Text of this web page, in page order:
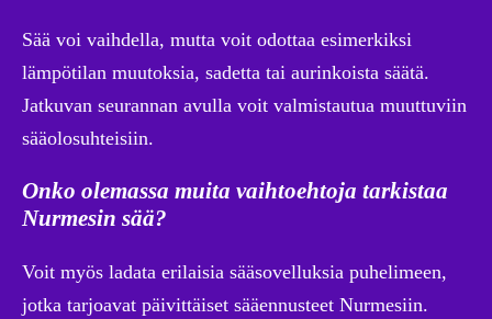
Sää voi vaihdella, mutta voit odottaa esimerkiksi
lämpötilan muutoksia, sadetta tai aurinkoista säätä.
Jatkuvan seurannan avulla voit valmistautua muuttuviin
sääolosuhteisiin.
Onko olemassa muita vaihtoehtoja tarkistaa
Nurmesin sää?
Voit myös ladata erilaisia sääsovelluksia puhelimeen,
jotka tarjoavat päivittäiset sääennusteet Nurmesiin.